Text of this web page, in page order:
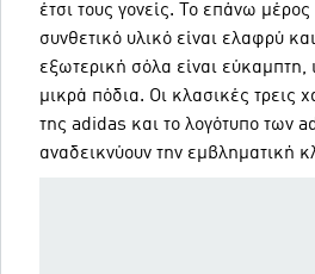
έτσι τους γονείς. Το επάνω
συνθετικό υλικό είναι ελαφρύ
εξωτερική σόλα είναι εύκαμπτη,
μικρά πόδια. Οι κλασικές τρεις
της adidas και το λογότυπο των
αναδεικνύουν την εμβληματική